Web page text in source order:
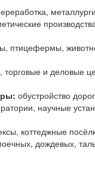
птицефермы,
торговые и деловые
обустройство
научные
коттеджные
дождевых,